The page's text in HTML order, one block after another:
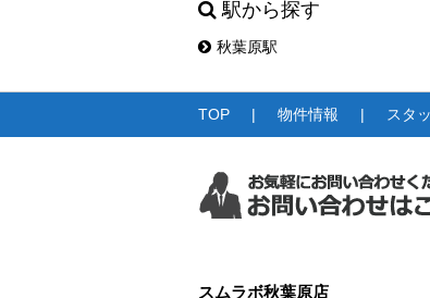
駅から探す
秋葉原駅
TOP 物件情報 スタ
スムラボ秋葉原店